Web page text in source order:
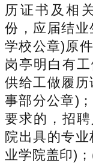
历证书及相
份，应届结
学校公章)原
岗亭明白有
供给工做履历
事部分公章)
要求的，招
院出具的专
业学院盖印)